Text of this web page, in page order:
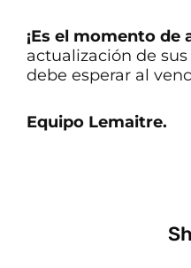
¡Es el momento de
actualización de
debe esperar al
Equipo Lemaitre.